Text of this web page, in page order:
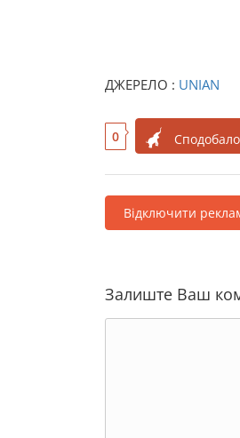
ДЖЕРЕЛО : UNIAN
0
Відключити
Залиште Ваш